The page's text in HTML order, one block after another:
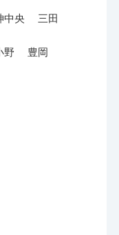
中央 三田
野 豊岡